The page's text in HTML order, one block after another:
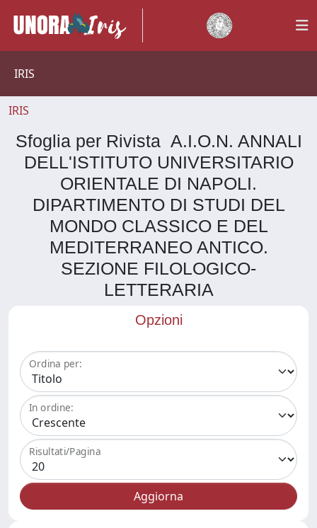
IRIS
IRIS
Sfoglia per Rivista A.I.O.N. ANNALI
DELL'ISTITUTO UNIVERSITARIO
ORIENTALE DI NAPOLI.
DIPARTIMENTO DI STUDI DEL
MONDO CLASSICO E DEL
MEDITERRANEO ANTICO.
SEZIONE FILOLOGICO-
LETTERARIA
Opzioni
Ordina per:
In ordine:
Risultati/Pagina